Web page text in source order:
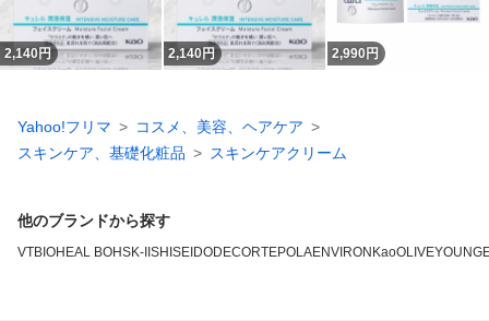
2,140円 2,140円 2,990 円
Yahoo!フリマ
コスメ、美容、ヘアケア
スキンケア、基礎化粧品
スキンケアクリーム
他のブランドから探す
VTBIOHEAL BOHSK-II SHISEIDODECORTEPOLAENVIRON KaoOLIVEYOUNG